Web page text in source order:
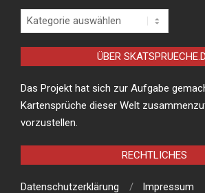
Bitte
wählen:
ÜBER
Das Projekt hat sich zur Aufgabe
Kartensprüche dieser Welt
vorzustellen.
RECHTLICHES
Datenschutzerklärung Impressum